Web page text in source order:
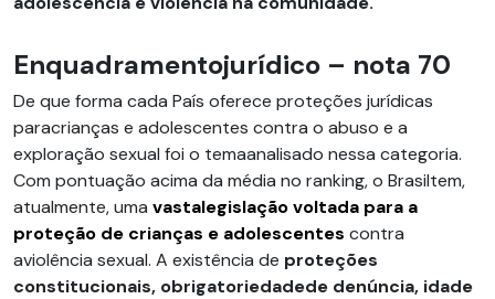
Enquadramentojurídico – nota 70
De que forma cada País oferece proteções jurídicas
paracrianças e adolescentes contra o abuso e a
exploração sexual foi o temaanalisado nessa categoria.
Com pontuação acima da média no ranking, o Brasiltem,
atualmente, uma vastalegislação voltada para a
proteção de crianças e adolescentes contra
aviolência sexual. A existência de proteções
constitucionais, obrigatoriedadede denúncia, idade